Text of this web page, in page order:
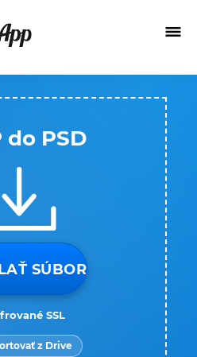
do PSD
SÚBOR
SSL
z Drive